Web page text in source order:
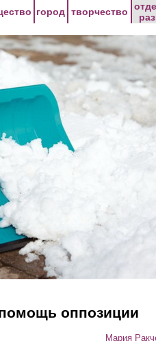
город творчество
оппозиции
Мария